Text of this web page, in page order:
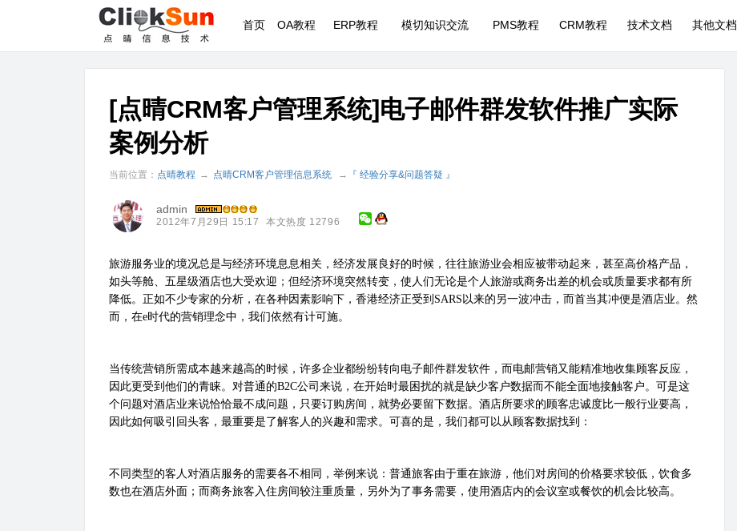
首页 OA教程 ERP教程 模切知识交流 PMS教程 CRM教程 技术文档 其他文档
[点晴CRM客户管理系统]电子邮件群发软件推广实际
案例分析
当前位置： 点晴教程 → 点晴CRM客户管理信息系统 → 『 经验分享&问题答疑 』
admin
2012年7月29日 15:17 本文热度 12796
旅游服务业的境况总是与经济环境息息相关，经济发展良好的时候，往往旅游业会相应被带动起来，甚至高价格产品，
如头等舱、五星级酒店也大受欢迎；但经济环境突然转变，使人们无论是个人旅游或商务出差的机会或质量要求都有所
降低。正如不少专家的分析，在各种因素影响下，香港经济正受到 SARS以来的另一波冲击，而首当其冲便是酒店业。然
而，在e时代的营销理念中，我们依然有计可施。
当传统营销所需成本越来越高的时候，许多企业都纷纷转向电子邮件群发软件，而电邮营销又能精准地收集顾客反应，
因此更受到他们的青睐。对普通的B2C公司来说，在开始时最困扰的就是缺少客户数据而不能全面地接触客户。可是这
个问题对酒店业来说恰恰最不成问题，只要订购房间，就势必要留下数据。酒店所要求的顾客忠诚度比一般行业要高，
因此如何吸引回头客，最重要是了解客人的兴趣和需求。可喜的是，我们都可以从顾客数据找到：
不同类型的客人对酒店服务的需要各不相同，举例来说：普通旅客由于重在旅游，他们对房间的价格要求较低，饮食多
数也在酒店外面；而商务旅客入住房间较注重质量，另外为了事务需要，使用酒店内的会议室或餐饮的机会比较高。